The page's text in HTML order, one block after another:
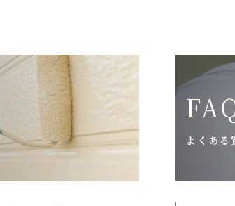
よくあ